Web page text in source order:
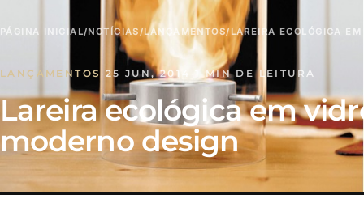
PÁGINA INICIAL/NOTÍCIAS/LANÇAMENTOS/LAREIRA ECOLÓGICA
LANÇAMENTOS · 25 JUN, 2014 1 MIN DE LEITURA
Lareira ecológica em
moderno design